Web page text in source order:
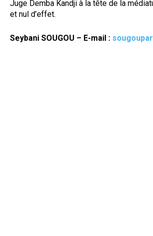
Juge Demba Kandji à la tête de la
et nul d’effet.
Seybani SOUGOU – E-mail :